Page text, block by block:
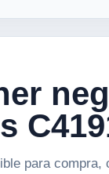
para compra,